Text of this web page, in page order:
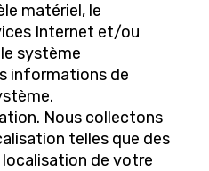
matériel, le
Internet et/ou
système
informations de
Nous collectons
telles que des
de votre